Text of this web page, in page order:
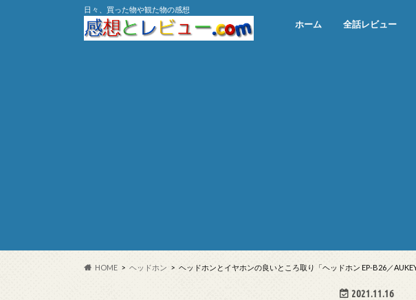
日々、買った物や観た物の感想
ホーム 全話レビュー
HOME ヘッドホン ヘッドホンとイヤホンの良いところ取り「ヘッドホン EP-B26／
2021.11.16